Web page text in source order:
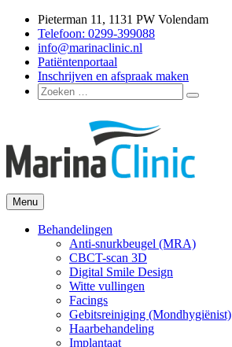
naar
inhoud
Pieterman 11, 1131 PW Volendam
Telefoon: 0299-399088
info@marinaclinic.nl
Patiëntenportaal
Inschrijven en afspraak maken
Zoeken
naar:
Zoeken
Marina Clinic
Omdat u goed in uw vel mag zitten.
Menu
Behandelingen
Anti-snurkbeugel (MRA)
CBCT-scan 3D
Digital Smile Design
Witte vullingen
Facings
Gebitsreiniging (Mondhygiënist)
Haarbehandeling
Implantaat